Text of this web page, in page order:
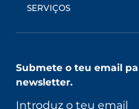
BIODERMA: uma marca
SERVIÇOS
AskNAOS, decifra as
Submete o teu email
newsletter.